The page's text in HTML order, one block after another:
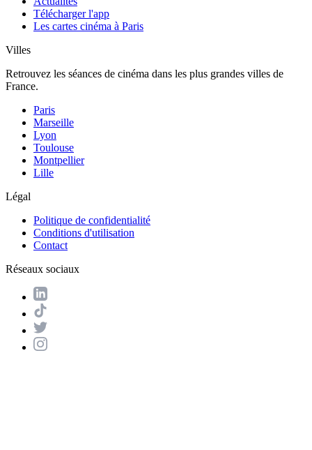
Télécharger l'app
Les cartes cinéma à Paris
Villes
Retrouvez les séances de cinéma dans les plus grandes villes de
France.
Paris
Marseille
Lyon
Toulouse
Montpellier
Lille
Légal
Politique de confidentialité
Conditions d'utilisation
Contact
Réseaux sociaux